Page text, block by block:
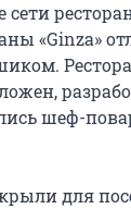
«Ginza»
шеф-
для